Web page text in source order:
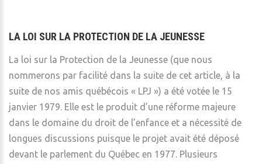
LA LOI SUR LA PROTECTION DE LA JEUNESSE
La loi sur la Protection de la Jeunesse (que nous
nommerons par facilité dans la suite de cet article, à la
suite de nos amis québécois « LPJ ») a été votée le 15
janvier 1979. Elle est le produit d’une réforme majeure
dans le domaine du droit de l’enfance et a nécessité de
longues discussions puisque le projet avait été déposé
devant le parlement du Québec en 1977. Plusieurs